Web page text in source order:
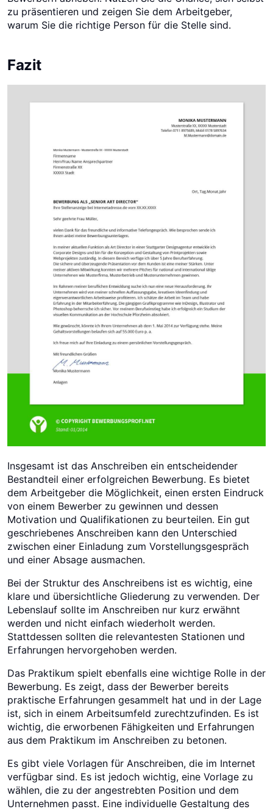
zu präsentieren und zeigen Sie dem Arbeitgeber,
warum Sie die richtige Person für die Stelle sind.
Fazit
Insgesamt ist das Anschreiben ein entscheidender
Bestandteil einer erfolgreichen Bewerbung. Es bietet
dem Arbeitgeber die Möglichkeit, einen ersten Eindruck
von einem Bewerber zu gewinnen und dessen
Motivation und Qualifikationen zu beurteilen. Ein gut
geschriebenes Anschreiben kann den Unterschied
zwischen einer Einladung zum Vorstellungsgespräch
und einer Absage ausmachen.
Bei der Struktur des Anschreibens ist es wichtig, eine
klare und übersichtliche Gliederung zu verwenden. Der
Lebenslauf sollte im Anschreiben nur kurz erwähnt
werden und nicht einfach wiederholt werden.
Stattdessen sollten die relevantesten Stationen und
Erfahrungen hervorgehoben werden.
Das Praktikum spielt ebenfalls eine wichtige Rolle in der
Bewerbung. Es zeigt, dass der Bewerber bereits
praktische Erfahrungen gesammelt hat und in der Lage
ist, sich in einem Arbeitsumfeld zurechtzufinden. Es ist
wichtig, die erworbenen Fähigkeiten und Erfahrungen
aus dem Praktikum im Anschreiben zu betonen.
Es gibt viele Vorlagen für Anschreiben, die im Internet
verfügbar sind. Es ist jedoch wichtig, eine Vorlage zu
wählen, die zu der angestrebten Position und dem
Unternehmen passt. Eine individuelle Gestaltung des